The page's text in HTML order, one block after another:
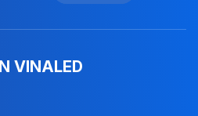
VINALED